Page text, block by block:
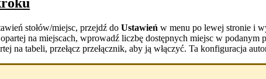
stołów/miejsc, przejdź do Ustawień w menu po lewej stronie i
na miejscach, wprowadź liczbę dostępnych miejsc w
na tabeli, przełącz przełącznik, aby ją włączyć. Ta konfiguracja